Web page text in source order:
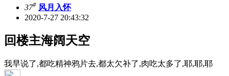
37# 风月入怀
2020-7-27 20:43:32
回楼主海阔天空
我早说了,都吃精神鸦片去,都太欠补了,肉吃太多了,耶,耶,耶